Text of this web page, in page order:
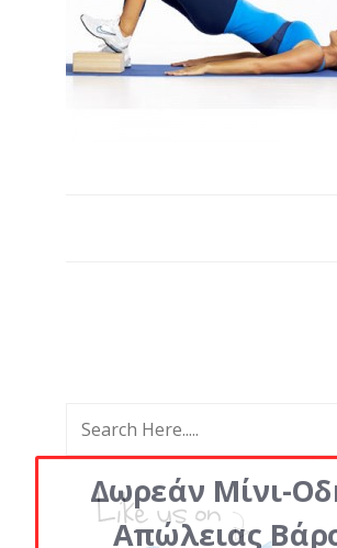
Δωρεάν Μίνι-
Απώλειας